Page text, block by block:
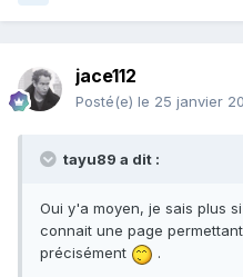
jace112
Posté(e) le 25 janvier
tayu89 a dit :
Oui y'a moyen, je sais plus
connait une page
précisément
.